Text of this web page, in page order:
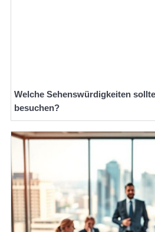
Welche Sehenswürdigkeiten
besuchen?